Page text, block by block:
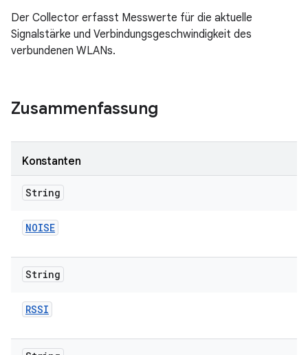
Der Collector erfasst Messwerte für die aktuelle
Signalstärke und Verbindungsgeschwindigkeit des
verbundenen WLANs.
Zusammenfassung
Konstanten
String
NOISE
String
RSSI